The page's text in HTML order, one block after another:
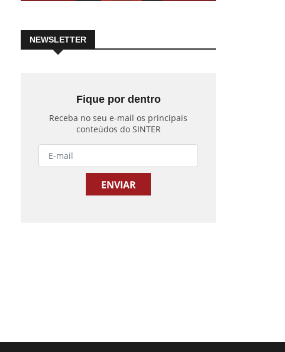
NEWSLETTER
Fique por dentro
Receba no seu e-mail os principais
conteúdos do SINTER